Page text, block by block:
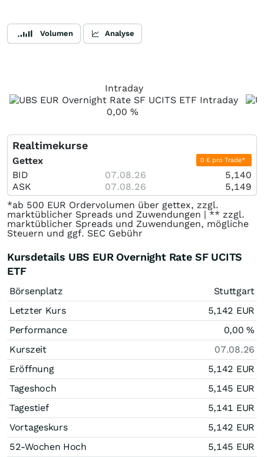
Volumen Analyse
Intraday
0,00 %
Realtimekurse
Gettex 0 € pro Trade*
BID 07.08.26
5,140
ASK
07.08.26
5,149
*ab 500 EUR Ordervolumen über gettex, zzgl.
marktüblicher Spreads und Zuwendungen | ** zzgl.
marktüblicher Spreads und Zuwendungen, mögliche
Steuern und ggf. SEC Gebühr
Kursdetails UBS EUR Overnight Rate SF UCITS
ETF
Börsenplatz
Stuttgart
Letzter Kurs
5,142 EUR
Performance
0,00%
Kurszeit
07.08.26
Eröffnung
5,142 EUR
Tageshoch
5,145 EUR
Tagestief
5,141 EUR
Vortageskurs
5,142 EUR
52-Wochen Hoch
5,145 EUR